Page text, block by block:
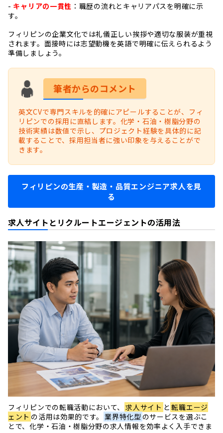
- キャリアの一貫性 ：職歴の流れとキャリアパスを明確に示
す。
フィリピンの企業文化では礼儀正しい挨拶や適切な服装が重視
されます。面接時には志望動機を英語で明確に伝えられるよう
準備しましょう。
筆者からのコメント
英文CVで専門スキルを的確にアピールすることが、フィ
リピンでの採用に直結します。化学・石油・樹脂分野の
技術実績は数値で示し、プロジェクト経験を具体的に記
載することで、採用担当者に強い印象を与えることがで
きます。
フィリピンの生産・製造・品質エンジニア求人を見
る
求人サイトとリクルートエージェントの活用法
フィリピンでの転職活動において、 求人サイト と 転職エージ
ェント の活用は効果的です。 業界特化型 のサービスを選ぶこ
とで、化学・石油・樹脂分野の求人情報を効率よく入手できま